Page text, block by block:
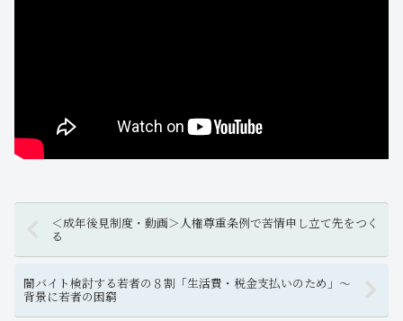
＜成年後見制度・動画＞人権尊重条例で苦情申し立て先をつく
る
闇バイト検討する若者の８割「生活費・税金支払いのため」〜
背景に若者の困窮